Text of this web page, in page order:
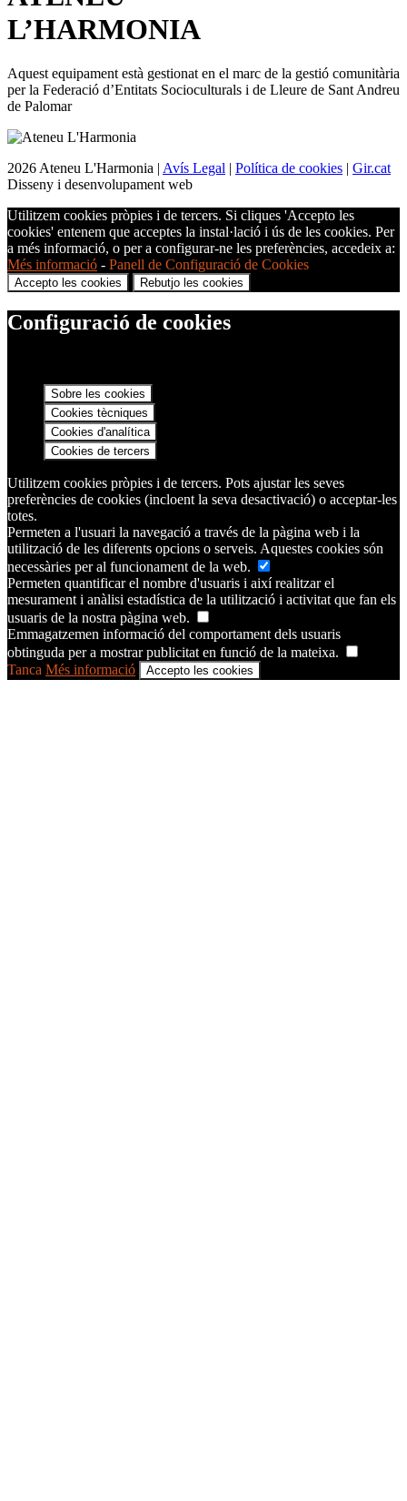
L’HARMONIA
Aquest equipament està gestionat en el marc de la gestió comunitària
per la Federació d’Entitats Socioculturals i de Lleure de Sant Andreu
de Palomar
2026 Ateneu L'Harmonia | Avís Legal | Política de cookies | Gir.cat
Disseny i desenvolupament web
Utilitzem cookies pròpies i de tercers. Si cliques 'Accepto les
cookies' entenem que acceptes la instal·lació i ús de les cookies. Per
a més informació, o per a configurar-ne les preferències, accedeix a:
Més informació - Panell de Configuració de Cookies
Accepto les cookies Rebutjo les cookies
Configuració de cookies
Sobre les cookies
Cookies tècniques
Cookies d'analítica
Cookies de tercers
Utilitzem cookies pròpies i de tercers. Pots ajustar les seves
preferències de cookies (incloent la seva desactivació) o acceptar-les
totes.
Permeten a l'usuari la navegació a través de la pàgina web i la
utilització de les diferents opcions o serveis. Aquestes cookies són
necessàries per al funcionament de la web.
Permeten quantificar el nombre d'usuaris i així realitzar el
mesurament i anàlisi estadística de la utilització i activitat que fan els
usuaris de la nostra pàgina web.
Emmagatzemen informació del comportament dels usuaris
obtinguda per a mostrar publicitat en funció de la mateixa.
Tanca Més informació Accepto les cookies